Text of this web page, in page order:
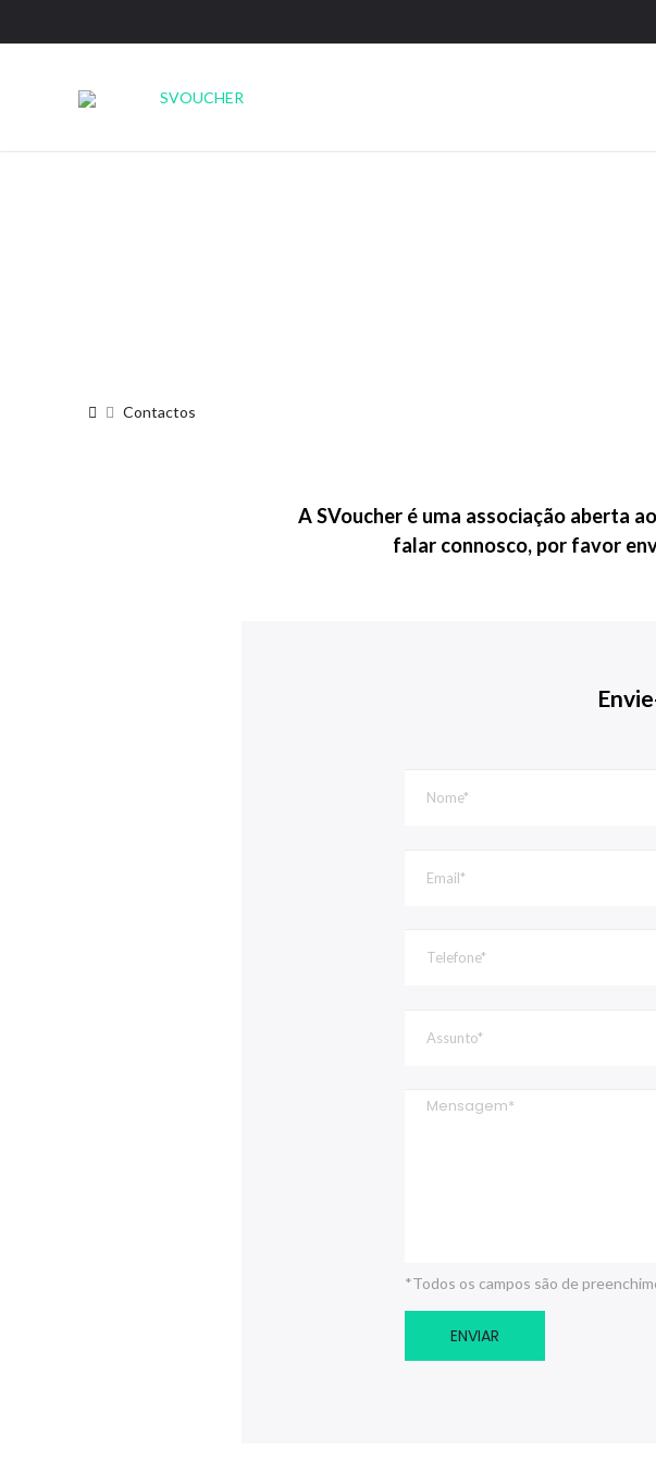
Página Inicial
Contactos
A SVoucher é uma associação aberta
falar connosco, por favor
*Todos os campos são de